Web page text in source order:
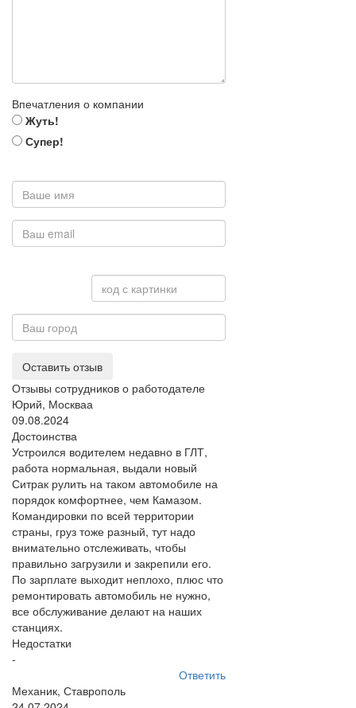
Впечатления о компании
Жуть!
Супер!
Оставить отзыв
Отзывы сотрудников о работодателе
Юрий, Москваа
09.08.2024
Достоинства
Устроился водителем недавно в ГЛТ,
работа нормальная, выдали новый
Ситрак рулить на таком автомобиле на
порядок комфортнее, чем Камазом.
Командировки по всей территории
страны, груз тоже разный, тут надо
внимательно отслеживать, чтобы
правильно загрузили и закрепили его.
По зарплате выходит неплохо, плюс что
ремонтировать автомобиль не нужно,
все обслуживание делают на наших
станциях.
Недостатки
-
Ответить
Механик, Ставрополь